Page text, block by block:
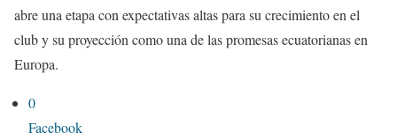
abre una etapa con expectativas altas para su crecimiento en el
club y su proyección como una de las promesas ecuatorianas en
Europa.
0
Facebook